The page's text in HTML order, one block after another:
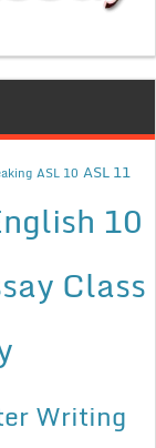
ASL 10 ASL 11
10
Class
Writing